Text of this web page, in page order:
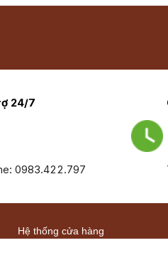
24/7
0983.422.797
Hệ thống cửa hàng